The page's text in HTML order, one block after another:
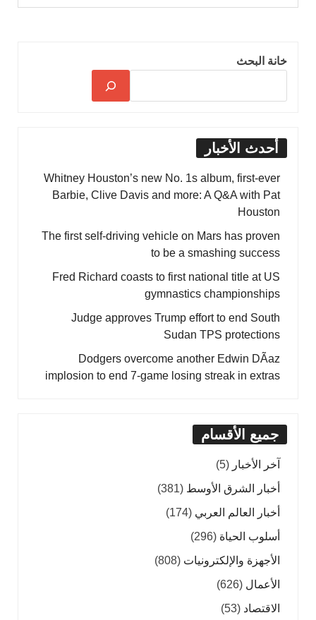
خانة البحث
أحدث الأخبار
Whitney Houston’s new No. 1s album, first-ever
Barbie, Clive Davis and more: A Q&A with Pat
Houston
The first self-driving vehicle on Mars has proven
to be a smashing success
Fred Richard coasts to first national title at US
gymnastics championships
Judge approves Trump effort to end South
Sudan TPS protections
Dodgers overcome another Edwin DÃ­az
implosion to end 7-game losing streak in extras
جميع الأقسام
آخر الأخبار (5)
أخبار الشرق الأوسط (381)
أخبار العالم العربي (174)
أسلوب الحياة (296)
الأجهزة والإلكترونيات (808)
الأعمال (626)
الاقتصاد (53)